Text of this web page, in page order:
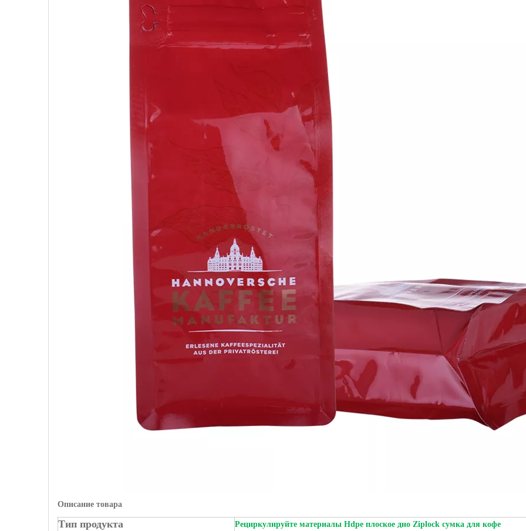
Описание товара
Тип продукта Рециркулируйте материалы Hdpe плоское дно Ziplock сумка для кофе